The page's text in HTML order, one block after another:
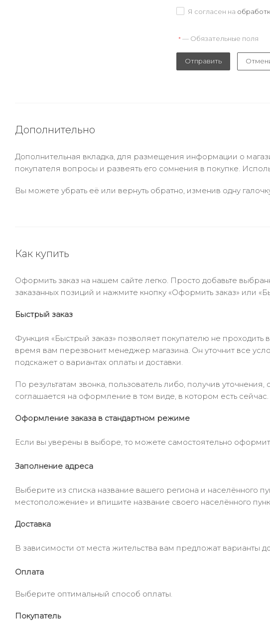
Я согласен на
*— Обязательные поля
Отправить
Дополнительно
Дополнительная вкладка, для размещения информации о
покупателя вопросы и развеять его сомнения в покупке.
Вы можете убрать её или вернуть обратно, изменив одну
Как купить
Оформить заказ на нашем сайте легко. Просто добавьте
заказанных позиций и нажмите кнопку «Оформить заказ» или
Быстрый заказ
Функция «Быстрый заказ» позволяет покупателю не
время вам перезвонит менеджер магазина. Он уточнит все
подскажет о вариантах оплаты и доставки.
По результатам звонка, пользователь либо, получив
соглашается на оформление в том виде, в котором есть
Оформление заказа в стандартном режиме
Если вы уверены в выборе, то можете самостоятельно
Заполнение адреса
Выберите из списка название вашего региона и населённого
местоположение» и впишите название своего населённого
Доставка
В зависимости от места жительства вам предложат варианты
Оплата
Выберите оптимальный способ оплаты.
Покупатель